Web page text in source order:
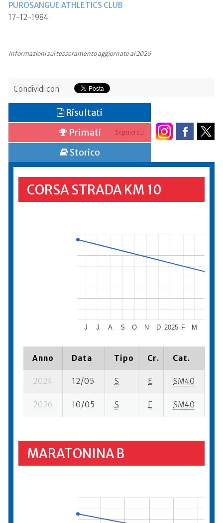
PUROSANGUE ATHLETICS CLUB
17-12-1984
Informazioni sul tesseramento aggiornate al 2026
Condividi con
Seguici su:
Risultati
Primati
Storico
CORSA STRADA KM 10
2025
J J A S O N D F M
Anno Data Tipo Cr. Cat.
2024 12/05 S E SM40
2026 10/05 S E SM40
MARATONINA B